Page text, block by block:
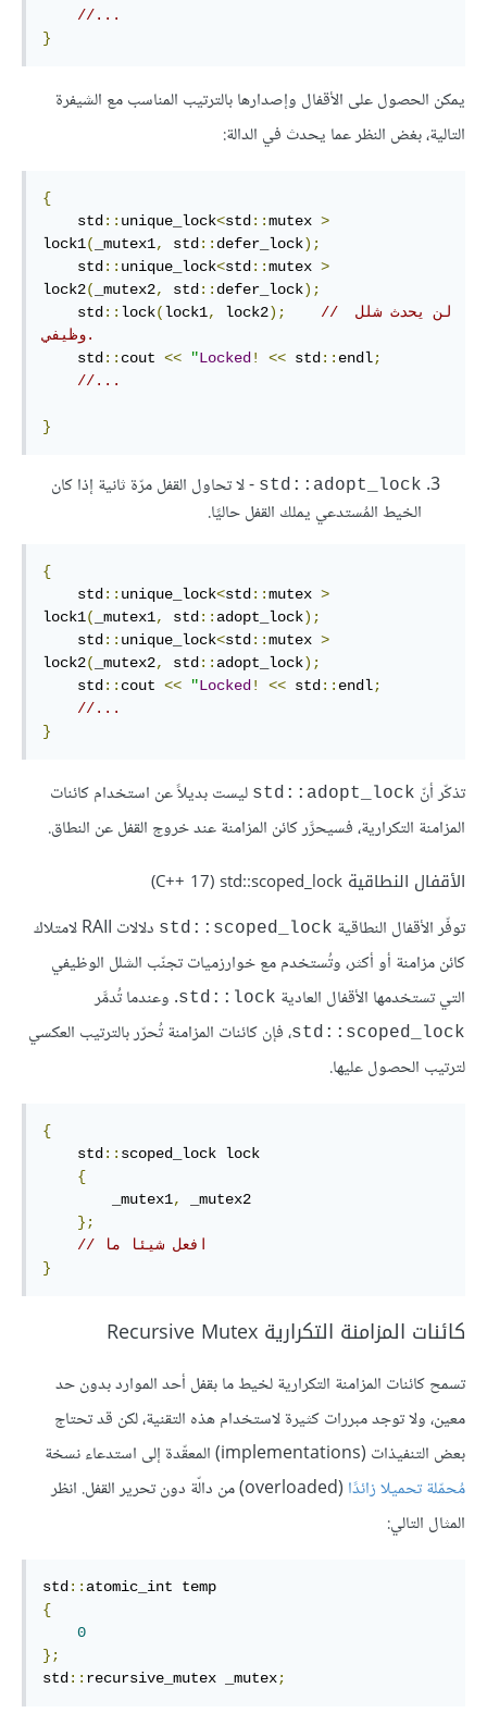
//...
}
يمكن الحصول على الأقفال وإصدارها بالترتيب المناسب مع الشيفرة
التالية، بغض النظر عما يحدث في الدالة:
{
    std
:: unique_lock<std::mutex >
lock1( _mutex1, std:: defer_lock);
    std
:: unique_lock<std::mutex >
lock2( _mutex2, std:: defer_lock);
    std
:: lock(lock1, lock2);
// لن يحدث شلل
وظيفي.
    std
:: cout << "Locked! << std:: endl;
//...
}
std::adopt_lock - لا تحاول القفل مرّة ثانية إذا كان
الخيط المُستدعي يملك القفل حاليًا.
{
    std
:: unique_lock<std::mutex >
lock1( _mutex1, std:: adopt_lock);
    std
:: unique_lock<std::mutex >
lock2( _mutex2, std:: adopt_lock);
    std
:: cout << "Locked! << std:: endl;
//...
}
تذكّر أنّ std::adopt_lock ليست بديلاً عن استخدام كائنات
المزامنة التكرارية، فسيحرَّر كائن المزامنة عند خروج القفل عن النطاق.
الأقفال النطاقية std::scoped_lock ‏(C++ 17)
توفّر الأقفال النطاقية std::scoped_lock
دلالات RAII لامتلاك
كائن مزامنة أو أكثر، وتُستخدم مع خوارزميات تجنّب الشلل الوظيفي
التي تستخدمها الأقفال العادية ‎std::lock‎. وعندما تُدمَّر
‎std::scoped_lock‎، فإن كائنات المزامنة تُحرّر بالترتيب العكسي
لترتيب الحصول عليها.
{
    std
:: scoped_lock lock
{
        _mutex1
,
_mutex2
};
// افعل شيئا ما
}
كائنات المزامنة التكرارية Recursive Mutex
تسمح كائنات المزامنة التكرارية لخيط ما بقفل أحد الموارد بدون حد
معين، ولا توجد مبررات كثيرة لاستخدام هذه التقنية، لكن قد تحتاج
بعض التنفيذات (implementations) المعقّدة إلى استدعاء نسخة
مُحمّلة تحميلا زائدًا
(overloaded) من دالّة دون تحرير القفل. انظر
المثال التالي:
std::
{
0
};
std:: recursive_mutex _mutex;